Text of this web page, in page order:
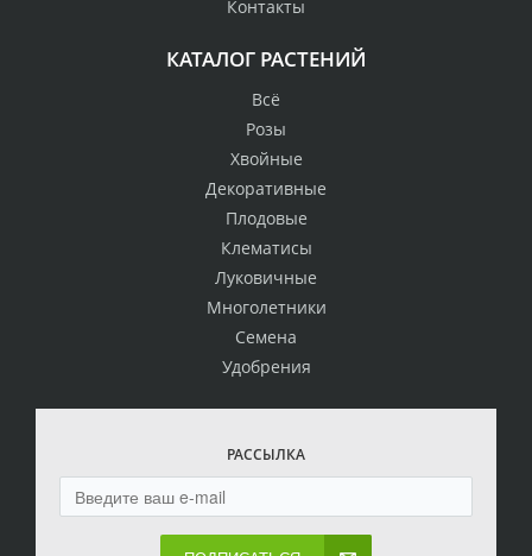
Контакты
КАТАЛОГ РАСТЕНИЙ
Всё
Розы
Хвойные
Декоративные
Плодовые
Клематисы
Луковичные
Многолетники
Семена
Удобрения
РАССЫЛКА